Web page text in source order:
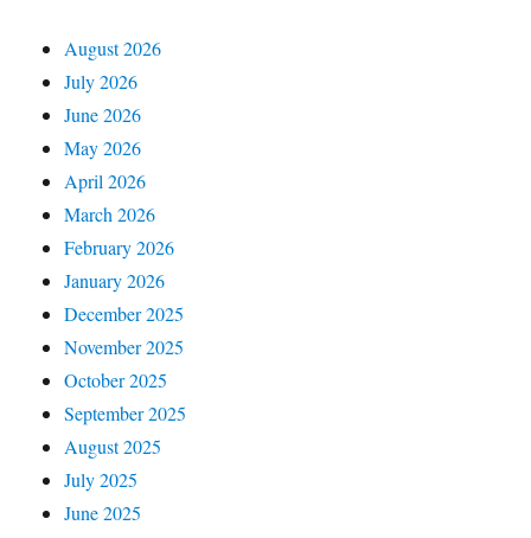
August 2026
July 2026
June 2026
May 2026
April 2026
March 2026
February 2026
January 2026
December 2025
November 2025
October 2025
September 2025
August 2025
July 2025
June 2025